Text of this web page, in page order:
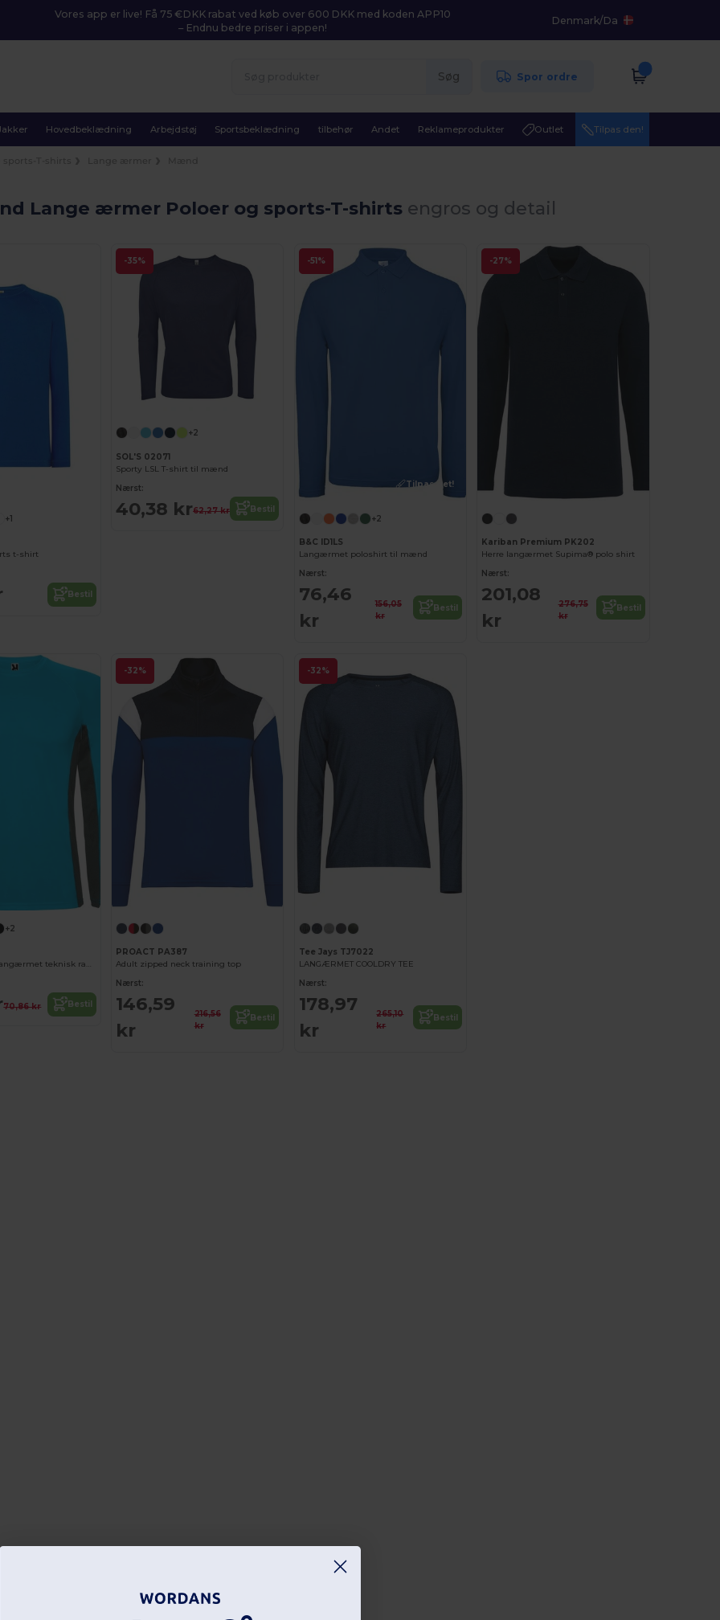
Vores app er live! Få 75 €DKK rabat ved køb over 600 DKK med koden APP10
– Endnu bedre priser i appen!
Denmark/Da
Søg Spor ordre
Hovedbeklædning Arbejdstøj Sportsbeklædning tilbehør Andet Reklameprodukter Outlet Tilpas den!
Lange ærmer Poloer og sports-T-shirts engros og detail
+1
t-shirt
Bestil
-35%
+2
SOL'S 02071
Sporty LSL T-shirt til mænd
Nærst:
40,38 kr62,27 kr Bestil
-51%
Tilpas det!
+2
B&C ID1LS
Langærmet poloshirt til mænd
Nærst:
76,46
kr
156,05
kr
Bestil
-27%
Kariban Premium PK202
Herre langærmet Supima® polo shirt
Nærst:
201,08
kr
276,75
kr
Bestil
+2
SHANGHAI L/S Langærmet teknisk raglan t-shirt med en kombination af to polyesterstoffer
70,86 kr Bestil
-32%
PROACT PA387
Adult zipped neck training top
Nærst:
146,59
kr
216,56
kr
Bestil
-32%
Tee Jays TJ7022
LANGÆRMET COOLDRY TEE
Nærst:
178,97
kr
265,10
kr
Bestil